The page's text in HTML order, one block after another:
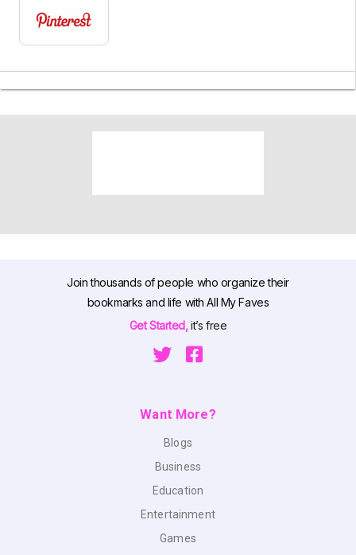
Join thousands of people who organize their
bookmarks and life with All My Faves
Get Started,it’s free
Want More?
Blogs
Business
Education
Entertainment
Games